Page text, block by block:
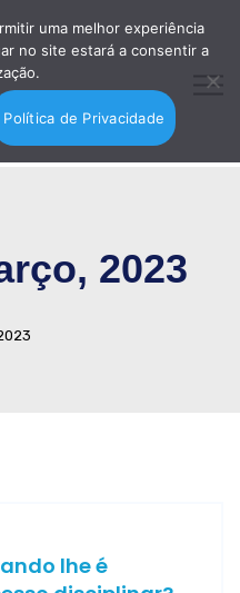
2023
lhe é
uma melhor experiência
no site estará a consentir a
Política de Privacidade